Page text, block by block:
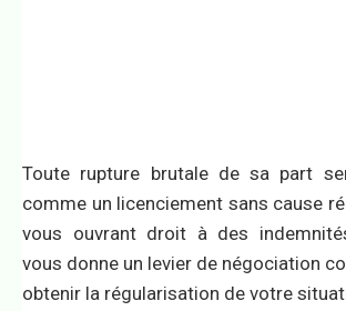
Toute rupture brutale de sa part
comme un licenciement sans cause
vous ouvrant droit à des
vous donne un levier de négociation
obtenir la régularisation de votre